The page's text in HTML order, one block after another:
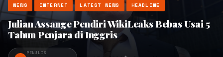
NEWS INTERNET LATEST NEWS HEADLINE
Julian Assange Pendiri WikiLeaks Bebas Usai 5
Tahun Penjara di Inggris
PENULIS